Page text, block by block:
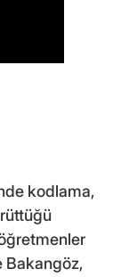
kodlama,
Bakangöz,